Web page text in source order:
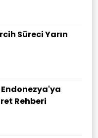
Süreci Yarın
Rehberi